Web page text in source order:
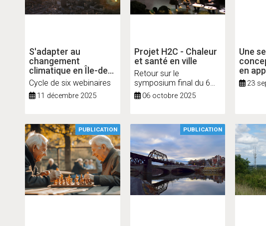
S'adapter au
changement
climatique en Île-de-
France
Cycle de six webinaires
11 décembre 2025
Projet H2C - Chaleur
et santé en ville
Retour sur le
symposium final du 6
octobre 2025
06 octobre 2025
Une
en
23
PUBLICATION PUBLICATION